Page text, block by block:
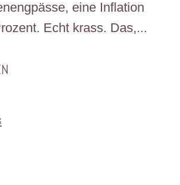
eine Inflation
Echt krass. Das,...